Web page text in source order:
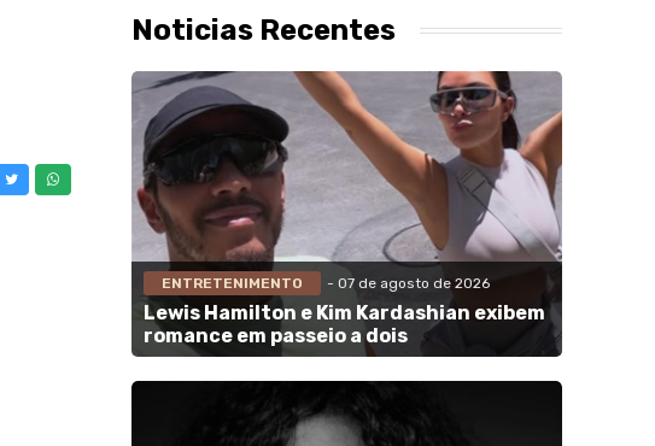
Noticias Recentes
ENTRETENIMENTO - 07 de agosto de 2026
Lewis Hamilton e Kim Kardashian exibem
romance em passeio a dois